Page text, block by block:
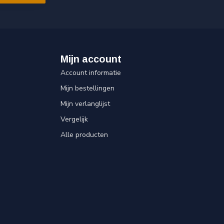
Mijn account
Account informatie
Mijn bestellingen
Mijn verlanglijst
Vergelijk
Alle producten